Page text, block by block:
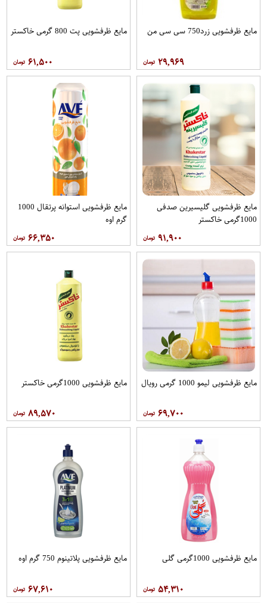
مایع ظرفشویی زرد750 سی سی من
۲۹,۹۶۹
مایع ظرفشویی پت 800 گرمی خاکستر
۶۱,۵۰۰
مایع ظرفشویی گلیسیرین صدفی
1000گرمی خاکستر
۹۱,۹۰۰
مایع ظرفشویی استوانه پرتقال 1000
گرم اوه
۶۶,۳۵۰
مایع ظرفشویی لیمو 1000 گرمی رویال
۶۹,۷۰۰
مایع ظرفشویی 1000گرمی خاکستر
۸۹,۵۷۰
مایع ظرفشویی 1000گرمی گلی
۵۴,۳۱۰
مایع ظرفشویی پلاتینوم 750 گرم اوه
۶۷,۶۱۰